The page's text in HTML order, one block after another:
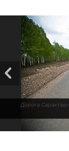
Дорога